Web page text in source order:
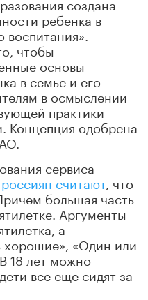
ребенка в
чтобы
основы
в семье и его
в осмыслении
практики
Концепция одобрена
сервиса
считают, что
большая часть
Аргументы
а
хорошие», «Один или
18 лет можно
все еще сидят за